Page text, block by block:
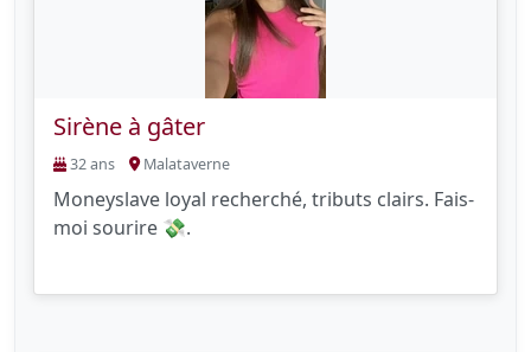
Sirène à gâter
32 ans Malataverne
Moneyslave loyal recherché, tributs clairs. Fais-
moi sourire 💸.